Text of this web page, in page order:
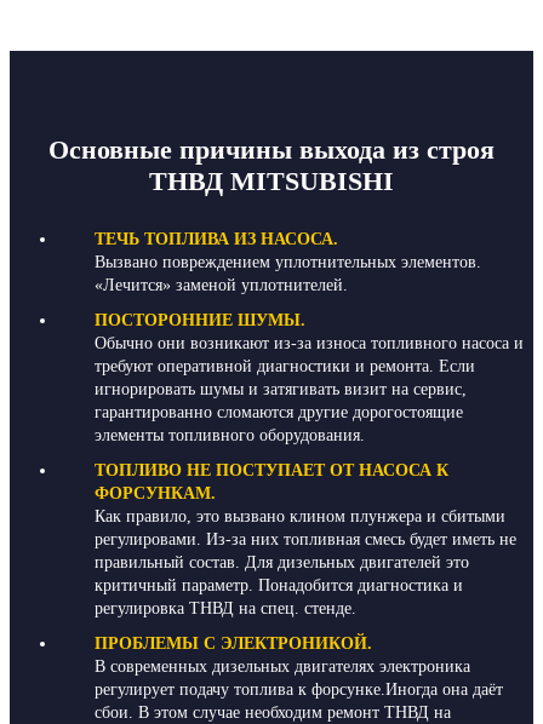
Основные причины выхода из строя
ТНВД MITSUBISHI
ТЕЧЬ ТОПЛИВА ИЗ НАСОСА.
Вызвано повреждением уплотнительных элементов.
«Лечится» заменой уплотнителей.
ПОСТОРОННИЕ ШУМЫ.
Обычно они возникают из-за износа топливного насоса и
требуют оперативной диагностики и ремонта. Если
игнорировать шумы и затягивать визит на сервис,
гарантированно сломаются другие дорогостоящие
элементы топливного оборудования.
ТОПЛИВО НЕ ПОСТУПАЕТ ОТ НАСОСА К
ФОРСУНКАМ.
Как правило, это вызвано клином плунжера и сбитыми
регулировами. Из-за них топливная смесь будет иметь не
правильный состав. Для дизельных двигателей это
критичный параметр. Понадобится диагностика и
регулировка ТНВД на спец. стенде.
ПРОБЛЕМЫ С ЭЛЕКТРОНИКОЙ.
В современных дизельных двигателях электроника
регулирует подачу топлива к форсунке.Иногда она даёт
сбои. В этом случае необходим ремонт ТНВД на